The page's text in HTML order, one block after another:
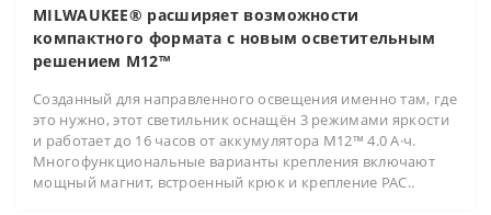
MILWAUKEE® расширяет возможности
компактного формата с новым осветительным
решением M12™
Созданный для направленного освещения именно там, где
это нужно, этот светильник оснащён 3 режимами яркости
и работает до 16 часов от аккумулятора M12™ 4.0 А·ч.
Многофункциональные варианты крепления включают
мощный магнит, встроенный крюк и крепление PAC..